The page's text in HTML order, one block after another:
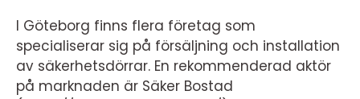
I Göteborg finns flera företag som
specialiserar sig på försäljning och installation
av säkerhetsdörrar. En rekommenderad aktör
på marknaden är Säker Bostad